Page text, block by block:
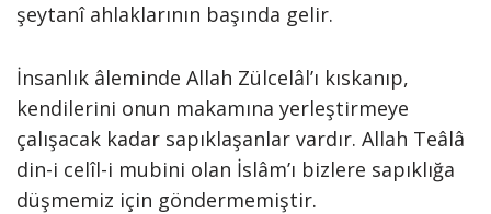
şeytanî ahlaklarının başında gelir.
İnsanlık âleminde Allah Zülcelâl’ı kıskanıp,
kendilerini onun makamına yerleştirmeye
çalışacak kadar sapıklaşanlar vardır. Allah Teâlâ
din-i celîl-i mubini olan İslâm’ı bizlere sapıklığa
düşmemiz için göndermemiştir.